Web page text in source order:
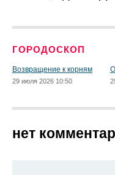
ГОРОДОСКОП
Возвращение к корням
29 июля 2026 10:50
нет